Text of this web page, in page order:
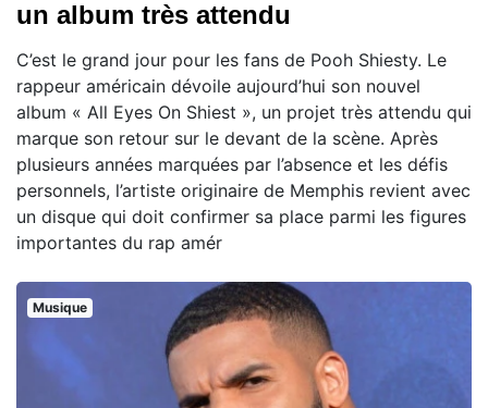
un album très attendu
C’est le grand jour pour les fans de Pooh Shiesty. Le
rappeur américain dévoile aujourd’hui son nouvel
album « All Eyes On Shiest », un projet très attendu qui
marque son retour sur le devant de la scène. Après
plusieurs années marquées par l’absence et les défis
personnels, l’artiste originaire de Memphis revient avec
un disque qui doit confirmer sa place parmi les figures
importantes du rap amér
Musique